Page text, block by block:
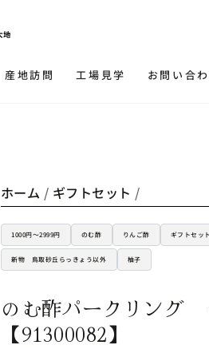
産地訪問 工場見学 お問い合
ホーム / ギフトセット /
1000円～2999円 のむ酢 りんご酢 ギフトセット
新物 鳥取砂丘らっきょう以外 柚子
のむ酢パークリング
【91300082】